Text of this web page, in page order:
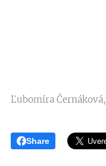
Ľubomíra Černáková,
Share